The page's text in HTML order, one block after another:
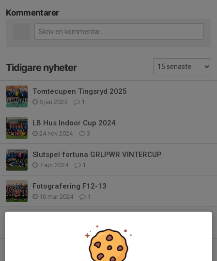
Kommentarer
Tidigare nyheter
Tomtecupen Tingsryd 2025
6 jan 2025 1
LB Hus Indoor Cup 2024
24 nov 2024 3
Slutspel fortuna GRLPWR VINTERCUP
7 apr 2024 1
Fotografering F12-13
10 mar 2024 1
Inställd träning onsdag 17/1